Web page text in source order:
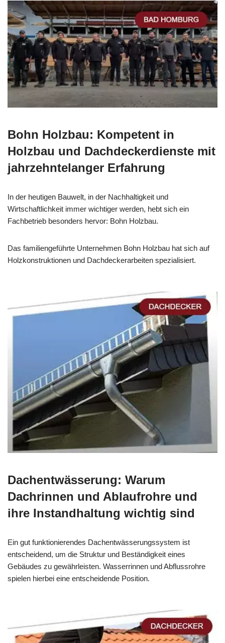
Bohn Holzbau: Kompetent in
Holzbau und Dachdeckerdienste mit
jahrzehntelanger Erfahrung
In der heutigen Bauwelt, in der Nachhaltigkeit und
Wirtschaftlichkeit immer wichtiger werden, hebt sich ein
Fachbetrieb besonders hervor: Bohn Holzbau.
Das familiengeführte Unternehmen Bohn Holzbau hat sich auf
Holzkonstruktionen und Dachdeckerarbeiten spezialisiert.
Dachentwässerung: Warum
Dachrinnen und Ablaufrohre und
ihre Instandhaltung wichtig sind
Ein gut funktionierendes Dachentwässerungssystem ist
entscheidend, um die Struktur und Beständigkeit eines
Gebäudes zu gewährleisten. Wasserrinnen und Abflussrohre
spielen hierbei eine entscheidende Position.